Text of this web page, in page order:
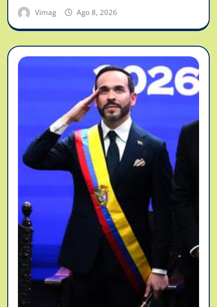
Vimag Ago 8, 2026